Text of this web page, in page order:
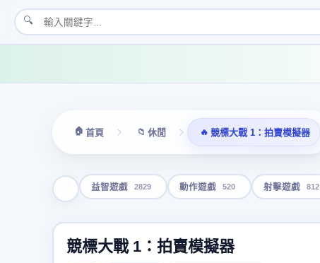
🔍
🏠 首頁 📁 休閒 🔥 競標大戰 1：拍賣模擬器
益智遊戲 2829 動作遊戲 520 射擊遊戲 812
競標大戰 1：拍賣模擬器